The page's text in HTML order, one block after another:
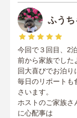
ふう
今回で３回目、2
前から家族でした
回大喜びでお泊り
毎日のリポートも
さいます。
ホストのご家族さ
に心配事は